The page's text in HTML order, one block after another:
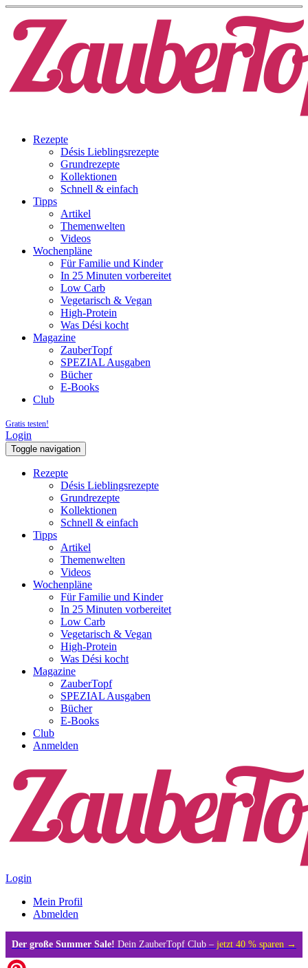
Rezepte
Désis Lieblingsrezepte
Grundrezepte
Kollektionen
Schnell & einfach
Tipps
Artikel
Themenwelten
Videos
Wochenpläne
Für Familie und Kinder
In 25 Minuten vorbereitet
Low Carb
Vegetarisch & Vegan
High-Protein
Was Dési kocht
Magazine
ZauberTopf
SPEZIAL Ausgaben
Bücher
E-Books
Club
Gratis testen!
Login
Toggle navigation
Rezepte
Désis Lieblingsrezepte
Grundrezepte
Kollektionen
Schnell & einfach
Tipps
Artikel
Themenwelten
Videos
Wochenpläne
Für Familie und Kinder
In 25 Minuten vorbereitet
Low Carb
Vegetarisch & Vegan
High-Protein
Was Dési kocht
Magazine
ZauberTopf
SPEZIAL Ausgaben
Bücher
E-Books
Club
Anmelden
Login
Mein Profil
Abmelden
Der große Summer Sale! Dein ZauberTopf Club – jetzt 40 % sparen →